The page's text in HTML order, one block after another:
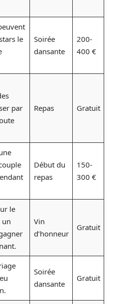
le
Soirée
dansante
200-
400 €
par
Repas Gratuit
Début du
repas
150-
300 €
le
un
Vin
d’honneur
Gratuit
Soirée
dansante
Gratuit